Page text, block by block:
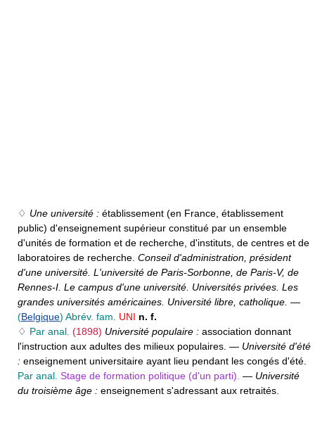
♢ Une université : établissement (en France, établissement
public) d'enseignement supérieur constitué par un ensemble
d'unités de formation et de recherche, d'instituts, de centres et de
laboratoires de recherche. Conseil d'administration, président
d'une université. L'université de Paris-Sorbonne, de Paris-V, de
Rennes-I. Le campus d'une université. Universités privées. Les
grandes universités américaines. Université libre, catholique. —
(Belgique) Abrév. fam. UNI n. f.
♢ Par anal. (1898) Université populaire : association donnant
l'instruction aux adultes des milieux populaires. — Université d'été
: enseignement universitaire ayant lieu pendant les congés d'été.
Par anal. Stage de formation politique (d'un parti). — Université
du troisième âge : enseignement s'adressant aux retraités.